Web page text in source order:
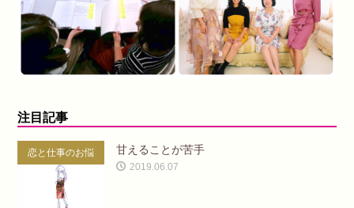
注目記事
恋と仕事のお悩
み相談室
甘えることが苦手
2019.06.07